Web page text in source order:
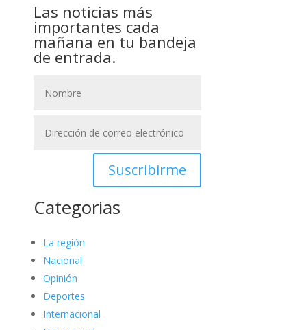
Las noticias más
importantes cada
mañana en tu bandeja
de entrada.
Suscribirme
Categorias
La región
Nacional
Opinión
Deportes
Internacional